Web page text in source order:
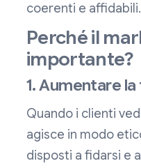
coerenti e affidabili.
Perché il
importante?
1. Aumentare
Quando i clienti
agisce in modo
disposti a fidarsi e